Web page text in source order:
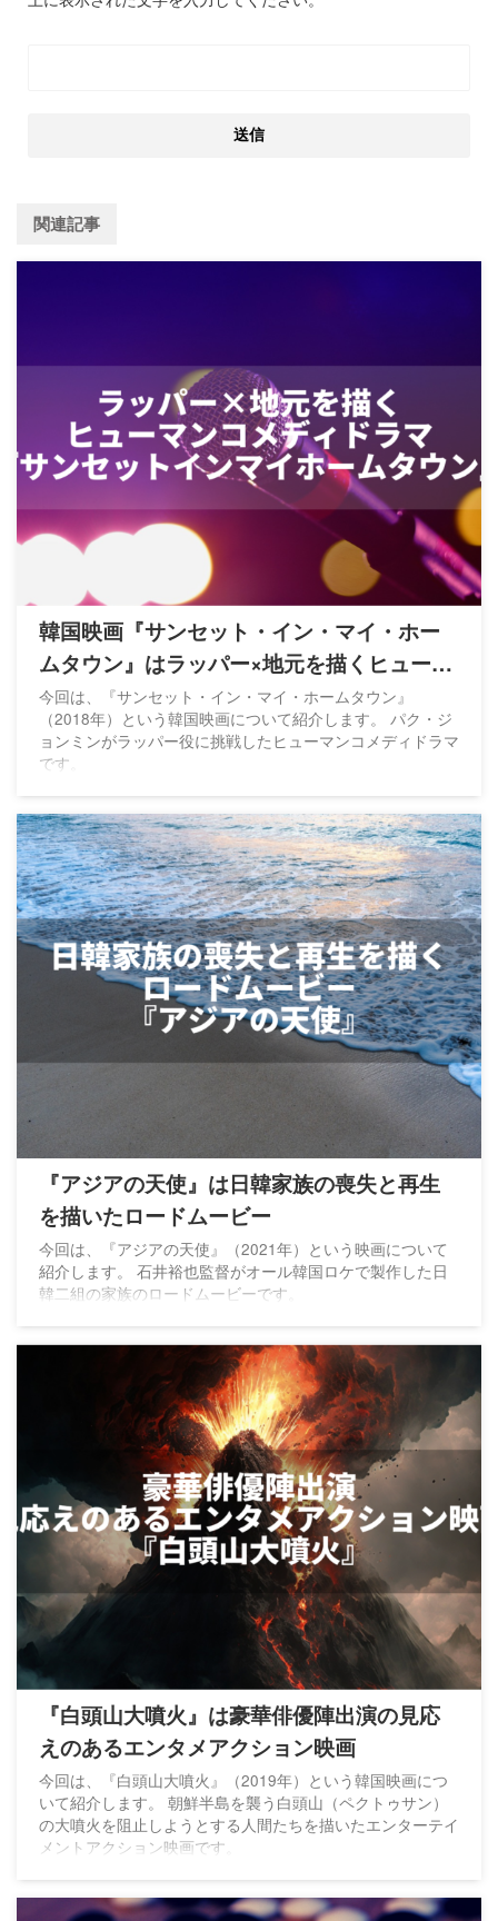
関連記事
韓国映画『サンセット・イン・マイ・ホー
ムタウン』はラッパー×地元を描くヒューマ
ンコメディ
今回は、『サンセット・イン・マイ・ホームタウン』
（2018年）という韓国映画について紹介します。 パク・ジ
ョンミンがラッパー役に挑戦したヒューマンコメディドラマ
です。
『アジアの天使』は日韓家族の喪失と再生
を描いたロードムービー
今回は、『アジアの天使』（2021年）という映画について
紹介します。 石井裕也監督がオール韓国ロケで製作した日
韓二組の家族のロードムービーです。
『白頭山大噴火』は豪華俳優陣出演の見応
えのあるエンタメアクション映画
今回は、『白頭山大噴火』（2019年）という韓国映画につ
いて紹介します。 朝鮮半島を襲う白頭山（ペクトゥサン）
の大噴火を阻止しようとする人間たちを描いたエンターテイ
メントアクション映画です。